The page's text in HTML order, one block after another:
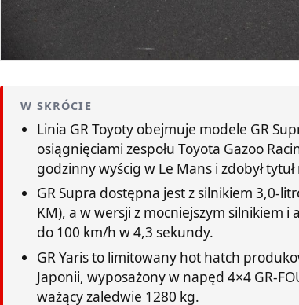
W SKRÓCIE
Linia GR Toyoty obejmuje modele GR
osiągnięciami zespołu Toyota Gazoo
godzinny wyścig w Le Mans i zdobył tytuł
GR Supra dostępna jest z silnikiem 3,0-
KM), a w wersji z mocniejszym silnikiem
do 100 km/h w 4,3 sekundy.
GR Yaris to limitowany hot hatch
Japonii, wyposażony w napęd 4×4 GR-
ważący zaledwie 1280 kg.